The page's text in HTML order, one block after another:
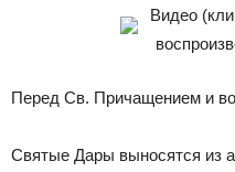
Видео
Перед Св. Причащением и
Святые Дары выносятся из